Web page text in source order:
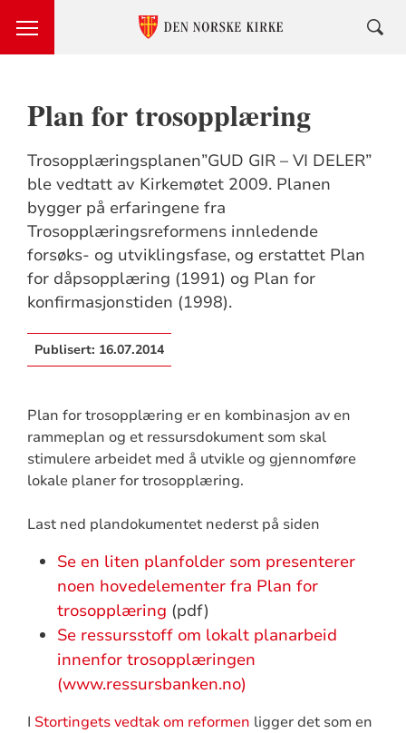
Plan for trosopplæring
Trosopplæringsplanen”GUD GIR – VI DELER”
ble vedtatt av Kirkemøtet 2009. Planen
bygger på erfaringene fra
Trosopplæringsreformens innledende
forsøks- og utviklingsfase, og erstattet Plan
for dåpsopplæring (1991) og Plan for
konfirmasjonstiden (1998).
Publisert: 16.07.2014
Plan for trosopplæring er en kombinasjon av en
rammeplan og et ressursdokument som skal
stimulere arbeidet med å utvikle og gjennomføre
lokale planer for trosopplæring.
Last ned plandokumentet nederst på siden
Se en liten planfolder som presenterer
noen hovedelementer fra Plan for
trosopplæring (pdf)
Se ressursstoff om lokalt planarbeid
innenfor trosopplæringen
(www.ressursbanken.no)
I Stortingets vedtak om reformen ligger det som en